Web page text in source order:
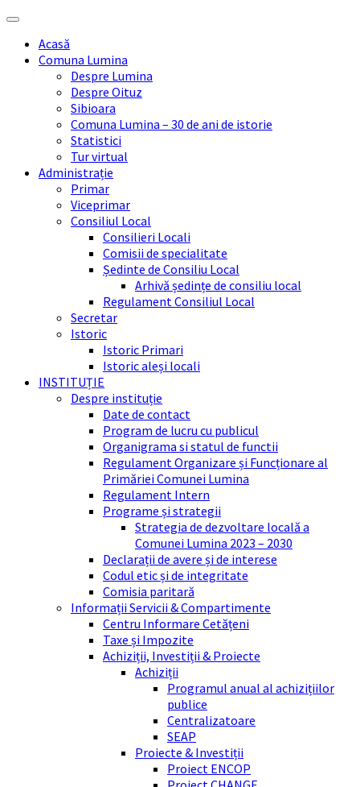
Skip
content
Skip
sidebar
Skip
right
sidebar
Skip
footerAcasă
Comuna Lumina
Despre Lumina
Despre Oituz
Sibioara
Comuna Lumina – 30 de ani de istorie
Statistici
Tur virtual
Administrație
Primar
Viceprimar
Consiliul Local
Consilieri Locali
Comisii de specialitate
Ședinte de Consiliu Local
Arhivă ședințe de consiliu local
Regulament Consiliul Local
Secretar
Istoric
Istoric Primari
Istoric aleși locali
INSTITUȚIE
Despre instituție
Date de contact
Program de lucru cu publicul
Organigrama si statul de functii
Regulament Organizare și Funcționare al
Primăriei Comunei Lumina
Regulament Intern
Programe și strategii
Strategia de dezvoltare locală a
Comunei Lumina 2023 – 2030
Declarații de avere și de interese
Codul etic și de integritate
Comisia paritară
Informații Servicii & Compartimente
Centru Informare Cetățeni
Taxe și Impozite
Achiziții, Investiții & Proiecte
Achiziții
Programul anual al achizițiilor
publice
Centralizatoare
SEAP
Proiecte & Investiții
Proiect ENCOP